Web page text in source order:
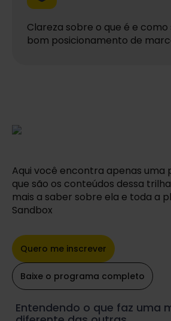
Clareza sobre o que é e
bom posicionamento de
Aqui você encontra apenas uma
que são os conteúdos dessa
mais a saber sobre ela e toda a
Sandbox
Quero me inscrever
Baixe o programa completo
Entendendo o que faz uma